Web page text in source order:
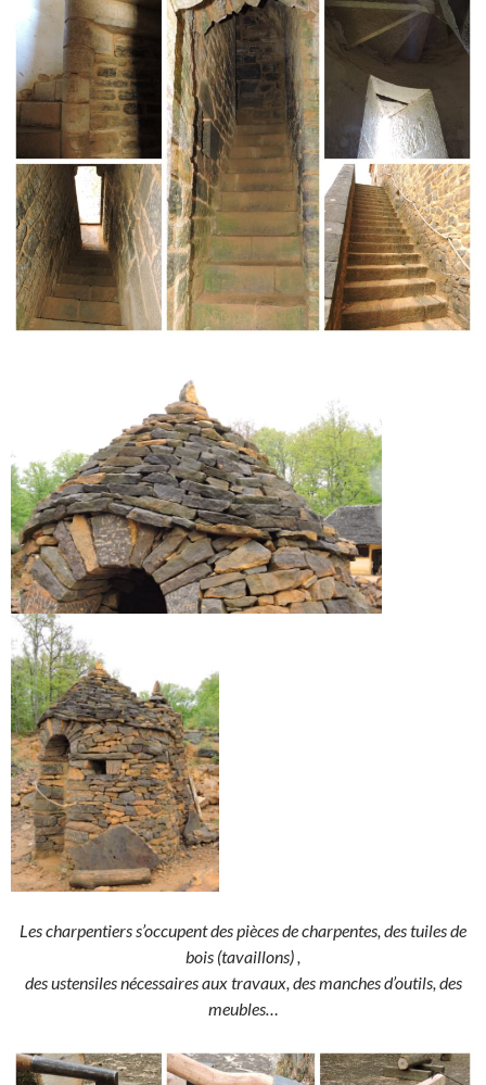
Les charpentiers s’occupent des pièces de charpentes, des tuiles de
bois (tavaillons) ,
des ustensiles nécessaires aux travaux, des manches d’outils, des
meubles…